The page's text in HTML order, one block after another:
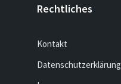
Rechtliches
Kontakt
Datenschutzerklärung